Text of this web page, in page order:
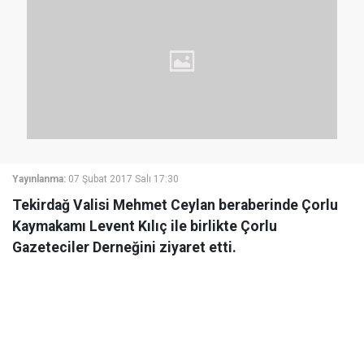
Yayınlanma: 07 Şubat 2017 Salı 17:30
Tekirdağ Valisi Mehmet Ceylan beraberinde Çorlu
Kaymakamı Levent Kılıç ile birlikte Çorlu
Gazeteciler Derneğini ziyaret etti.